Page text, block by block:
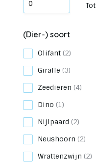
Tot
(Dier-) soort
Olifant (2)
Giraffe (3)
Zeedieren (4)
Dino (1)
Nijlpaard (2)
Neushoorn (2)
Wrattenzwijn (2)